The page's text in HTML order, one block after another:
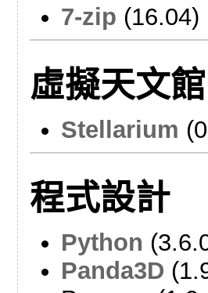
7-zip (16.04)
虛擬天文館
Stellarium
程式設計
Python
Panda3D